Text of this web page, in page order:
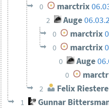
0 marctrix
2 Auge
0 marctrix
0 marctrix
0 Auge
0
2 Felix
1 Gunnar